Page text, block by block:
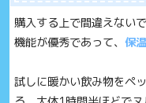
購入する上で間違えない
機能が優秀であって、 保
試しに暖かい飲み物をペ